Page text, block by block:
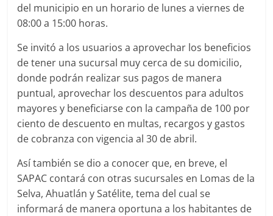
del municipio en un horario de lunes a viernes de
08:00 a 15:00 horas.
Se invitó a los usuarios a aprovechar los beneficios
de tener una sucursal muy cerca de su domicilio,
donde podrán realizar sus pagos de manera
puntual, aprovechar los descuentos para adultos
mayores y beneficiarse con la campaña de 100 por
ciento de descuento en multas, recargos y gastos
de cobranza con vigencia al 30 de abril.
Así también se dio a conocer que, en breve, el
SAPAC contará con otras sucursales en Lomas de la
Selva, Ahuatlán y Satélite, tema del cual se
informará de manera oportuna a los habitantes de